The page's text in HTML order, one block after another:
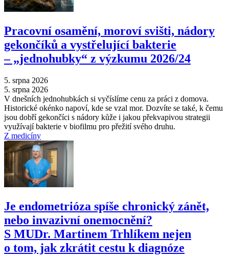
Pracovní osamění, moroví svišti, nádory
gekončíků a vystřelující bakterie
–⁠ „jednohubky“ z výzkumu 2026/24
5. srpna 2026
5. srpna 2026
V dnešních jednohubkách si vyčíslíme cenu za práci z domova.
Historické okénko napoví, kde se vzal mor. Dozvíte se také, k čemu
jsou dobří gekončíci s nádory kůže i jakou překvapivou strategii
využívají bakterie v biofilmu pro přežití svého druhu.
Z medicíny
Je endometrióza spíše chronický zánět,
nebo invazivní onemocnění?
S MUDr. Martinem Trhlíkem nejen
o tom, jak zkrátit cestu k diagnóze